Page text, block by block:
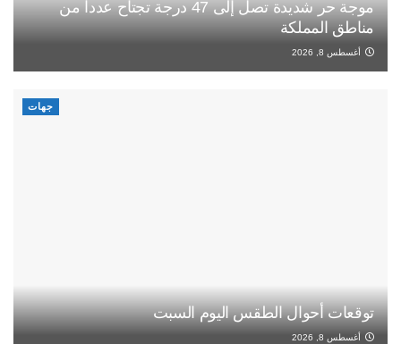
موجة حر شديدة تصل إلى 47 درجة تجتاح عددا من
مناطق المملكة
أغسطس 8, 2026
جهات
توقعات أحوال الطقس اليوم السبت
أغسطس 8, 2026